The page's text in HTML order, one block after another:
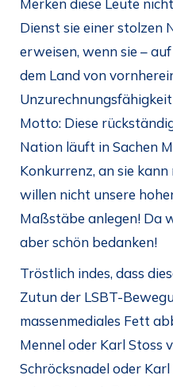
Merken diese Leute
Dienst sie einer stolzen
erweisen, wenn sie –
dem Land von
Motto: Diese
Nation läuft in Sachen
Konkurrenz, an sie
willen nicht unsere
Maßstäbe anlegen! Da
aber schön bedanken!
Tröstlich indes, dass
Zutun der LSBT-
massenmediales Fett
Mennel oder Karl Stoss
Schröcksnadel oder